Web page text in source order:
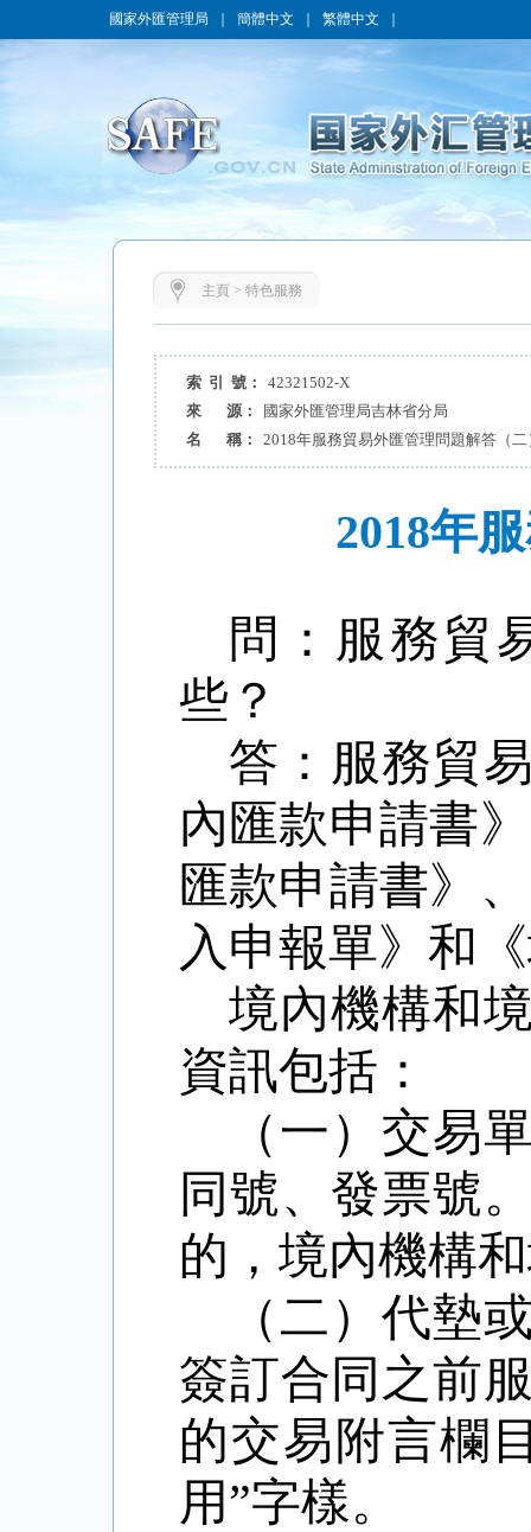
國家外匯管理局 簡體中文 繁體中文
主頁 > 特色服務
索 引 號：
42321502-X
來 源：
國家外匯管理局吉林省分局
名 稱：
2018年服務貿易外匯管理問題解答（二
2018年
問：服務貿
些？
答： 服務貿
內匯款申請書
匯款申請書》
入申報單》和
境內機構和
資訊包括：
（一）交易
同號、發票號
的，境內機構
（二）代墊
簽訂合同之前
的交易附言欄
用”字樣。